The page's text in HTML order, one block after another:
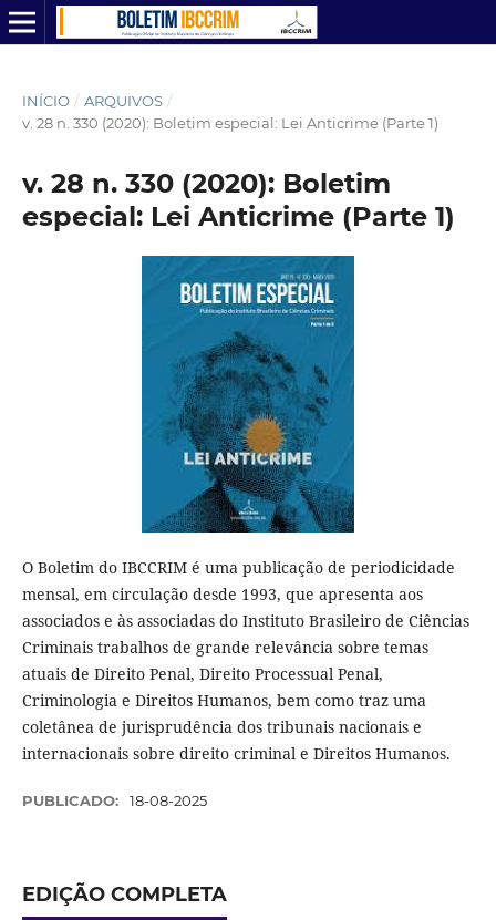
INÍCIO / ARQUIVOS /
v. 28 n. 330 (2020): Boletim especial: Lei Anticrime (Parte 1)
v. 28 n. 330 (2020): Boletim
especial: Lei Anticrime (Parte 1)
O Boletim do IBCCRIM é uma publicação de periodicidade
mensal, em circulação desde 1993, que apresenta aos
associados e às associadas do Instituto Brasileiro de Ciências
Criminais trabalhos de grande relevância sobre temas
atuais de Direito Penal, Direito Processual Penal,
Criminologia e Direitos Humanos, bem como traz uma
coletânea de jurisprudência dos tribunais nacionais e
internacionais sobre direito criminal e Direitos Humanos.
PUBLICADO: 18-08-2025
EDIÇÃO COMPLETA